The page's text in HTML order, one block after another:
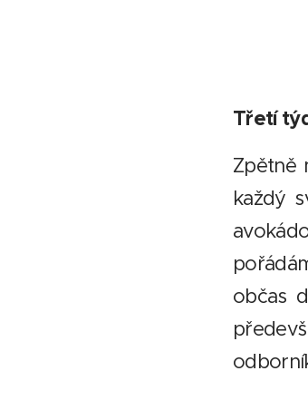
Třetí
Zpětně
každý
občas